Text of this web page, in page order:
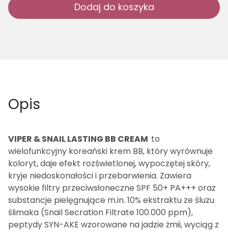
Dodaj do koszyka
Opis
VIPER & SNAIL LASTING BB CREAM to
wielofunkcyjny koreański krem BB, który wyrównuje
koloryt, daje efekt rozświetlonej, wypoczętej skóry,
kryje niedoskonałości i przebarwienia. Zawiera
wysokie filtry przeciwsłoneczne SPF 50+ PA+++ oraz
substancje pielęgnujące m.in. 10% ekstraktu ze śluzu
ślimaka (Snail Secration Filtrate 100.000 ppm),
peptydy SYN-AKE wzorowane na jadzie żmii, wyciąg z